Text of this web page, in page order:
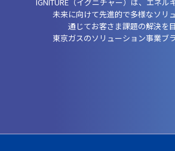
未来に向けて先進的で多様なソリ
通じてお客さま課題の解決を目
東京ガスのソリューション事業ブラ